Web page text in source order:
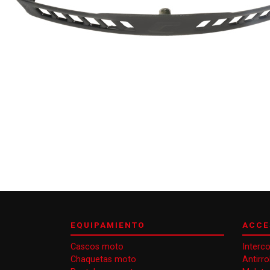
EQUIPAMIENTO
Cascos moto
Chaquetas moto